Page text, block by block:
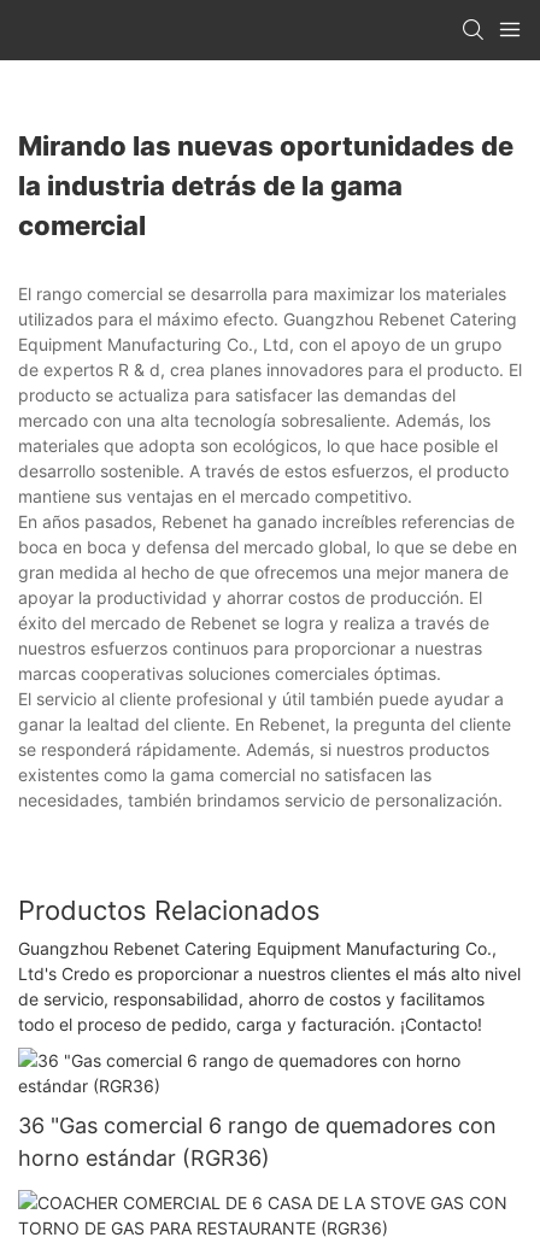
Mirando las nuevas oportunidades de
la industria detrás de la gama
comercial
El rango comercial se desarrolla para maximizar los materiales
utilizados para el máximo efecto. Guangzhou Rebenet Catering
Equipment Manufacturing Co., Ltd, con el apoyo de un grupo
de expertos R & d, crea planes innovadores para el producto. El
producto se actualiza para satisfacer las demandas del
mercado con una alta tecnología sobresaliente. Además, los
materiales que adopta son ecológicos, lo que hace posible el
desarrollo sostenible. A través de estos esfuerzos, el producto
mantiene sus ventajas en el mercado competitivo.
En años pasados, Rebenet ha ganado increíbles referencias de
boca en boca y defensa del mercado global, lo que se debe en
gran medida al hecho de que ofrecemos una mejor manera de
apoyar la productividad y ahorrar costos de producción. El
éxito del mercado de Rebenet se logra y realiza a través de
nuestros esfuerzos continuos para proporcionar a nuestras
marcas cooperativas soluciones comerciales óptimas.
El servicio al cliente profesional y útil también puede ayudar a
ganar la lealtad del cliente. En Rebenet, la pregunta del cliente
se responderá rápidamente. Además, si nuestros productos
existentes como la gama comercial no satisfacen las
necesidades, también brindamos servicio de personalización.
Productos Relacionados
Guangzhou Rebenet Catering Equipment Manufacturing Co.,
Ltd's Credo es proporcionar a nuestros clientes el más alto nivel
de servicio, responsabilidad, ahorro de costos y facilitamos
todo el proceso de pedido, carga y facturación. ¡Contacto!
36 "Gas comercial 6 rango de quemadores con
horno estándar (RGR36)